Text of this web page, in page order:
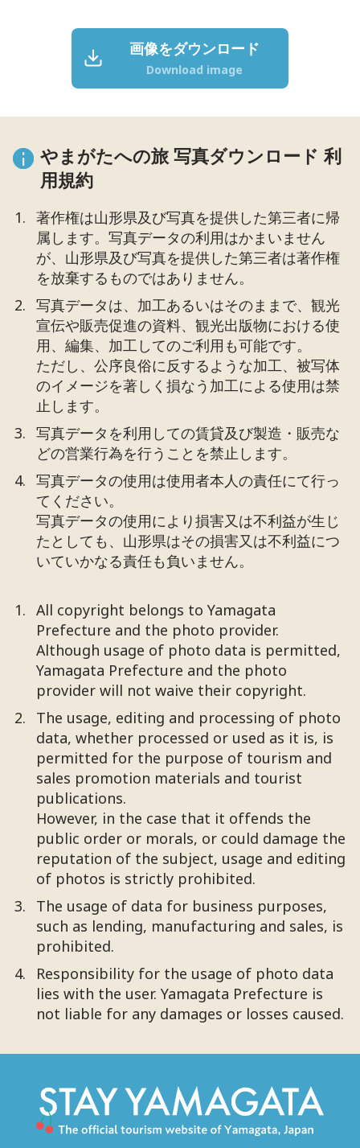
画像をダウンロード
Download image
やまがたへの旅 写真ダウンロード 利
用規約
著作権は山形県及び写真を提供した第三者に帰
属します。写真データの利用はかまいません
が、山形県及び写真を提供した第三者は著作権
を放棄するものではありません。
写真データは、加工あるいはそのままで、観光
宣伝や販売促進の資料、観光出版物における使
用、編集、加工してのご利用も可能です。
ただし、公序良俗に反するような加工、被写体
のイメージを著しく損なう加工による使用は禁
止します。
写真データを利用しての賃貸及び製造・販売な
どの営業行為を行うことを禁止します。
写真データの使用は使用者本人の責任にて行っ
てください。
写真データの使用により損害又は不利益が生じ
たとしても、山形県はその損害又は不利益につ
いていかなる責任も負いません。
All copyright belongs to Yamagata
Prefecture and the photo provider.
Although usage of photo data is permitted,
Yamagata Prefecture and the photo
provider will not waive their copyright.
The usage, editing and processing of photo
data, whether processed or used as it is, is
permitted for the purpose of tourism and
sales promotion materials and tourist
publications.
However, in the case that it offends the
public order or morals, or could damage the
reputation of the subject, usage and editing
of photos is strictly prohibited.
The usage of data for business purposes,
such as lending, manufacturing and sales, is
prohibited.
Responsibility for the usage of photo data
lies with the user. Yamagata Prefecture is
not liable for any damages or losses caused.